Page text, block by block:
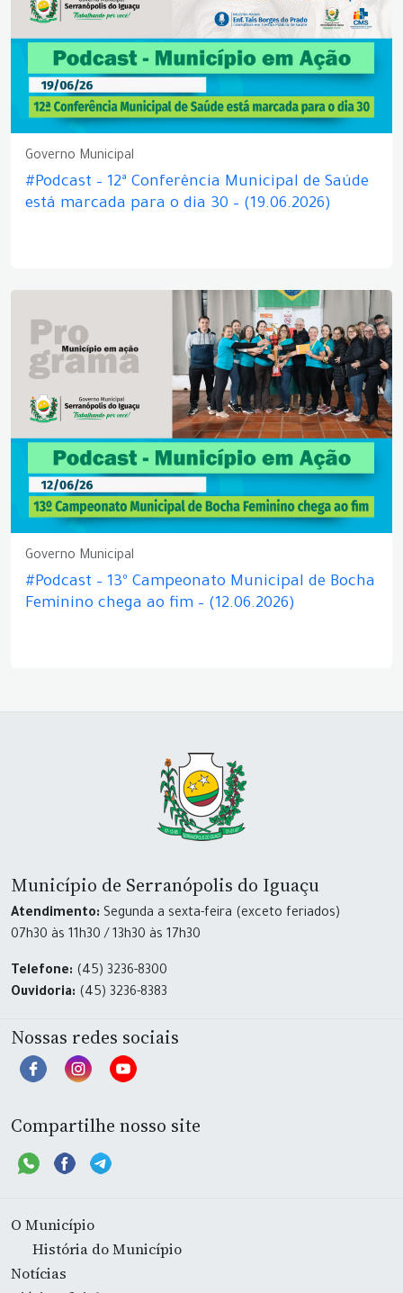
Governo Municipal
#Podcast – 12ª Conferência Municipal de Saúde
está marcada para o dia 30 – (19.06.2026)
Governo Municipal
#Podcast – 13º Campeonato Municipal de Bocha
Feminino chega ao fim – (12.06.2026)
Município de Serranópolis do Iguaçu
Atendimento: Segunda a sexta-feira (exceto feriados)
07h30 às 11h30 / 13h30 às 17h30
Telefone: (45) 3236-8300
Ouvidoria: (45) 3236-8383
Nossas redes sociais
Compartilhe nosso site
O Município
História do Município
Notícias